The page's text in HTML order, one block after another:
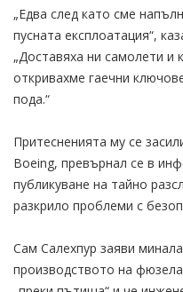
„Едва след като сме
пусната експлоатация“,
„Доставяха ни самолети
откривахме гаечни
пода.“
Притесненията му се
Boeing, превърнал се в
публикуване на тайно
разкрило проблеми с
Сам Салехпур заяви
производството на